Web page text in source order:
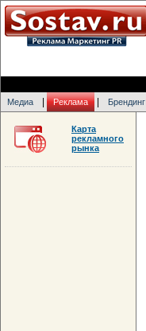
Медиа Реклама Брендинг
Карта
рекламного
рынка